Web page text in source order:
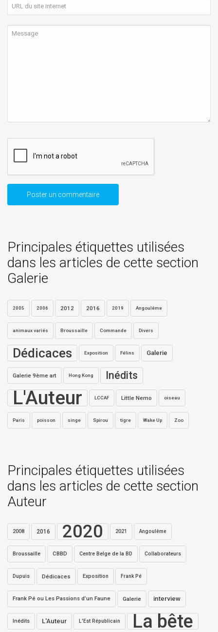
Principales étiquettes utilisées
dans les articles de cette section
Galerie
2005 2006 2012 2016 2019 Angoulême
animaux variés Broussaille Commande Divers
Dédicaces Exposition Félins Galerie
Galerie 9ème art Hong Kong Inédits
L'Auteur LCCAF Little Nemo oiseau
Paris poisson singe Spirou tigre Wake Up Zoo
Principales étiquettes utilisées
dans les articles de cette section
Auteur
2008 2016 2020 2021 Angoulême
Broussaille CBBD Centre Belge de la BD Collaborateurs
Dupuis Dédicaces Exposition Frank Pé
Frank Pé ou Les Passions d’un Faune Galerie interview
Inédits L'Auteur L'Est Républicain La bête